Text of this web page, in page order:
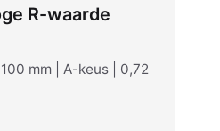
R-waarde
mm | A-keus | 0,72